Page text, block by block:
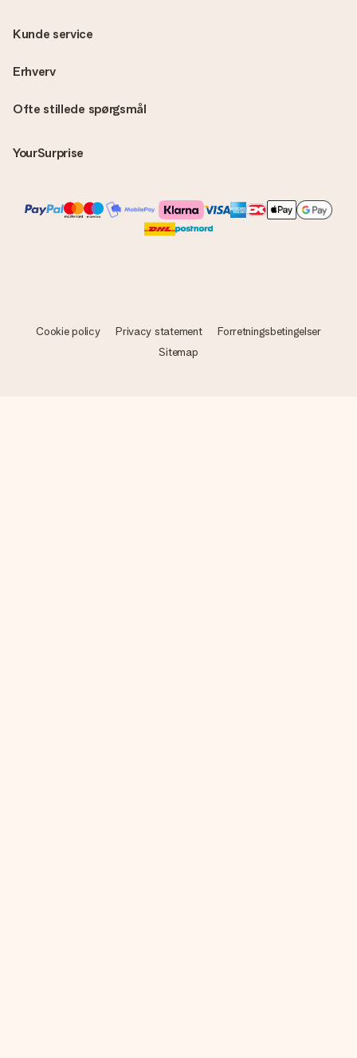
Ofte stillede spørgsmål
YourSurprise
Kunde service
Erhverv
Cookie policy Privacy statement
Forretningsbetingelser
Sitemap